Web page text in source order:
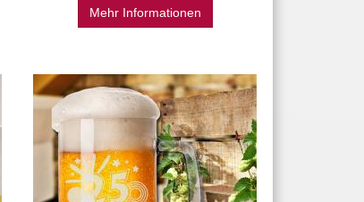
Mehr Informationen